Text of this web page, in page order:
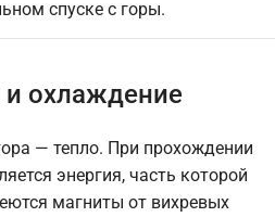
спуске с горы.
охлаждение
— тепло. При прохождении
энергия, часть которой
магниты от вихревых